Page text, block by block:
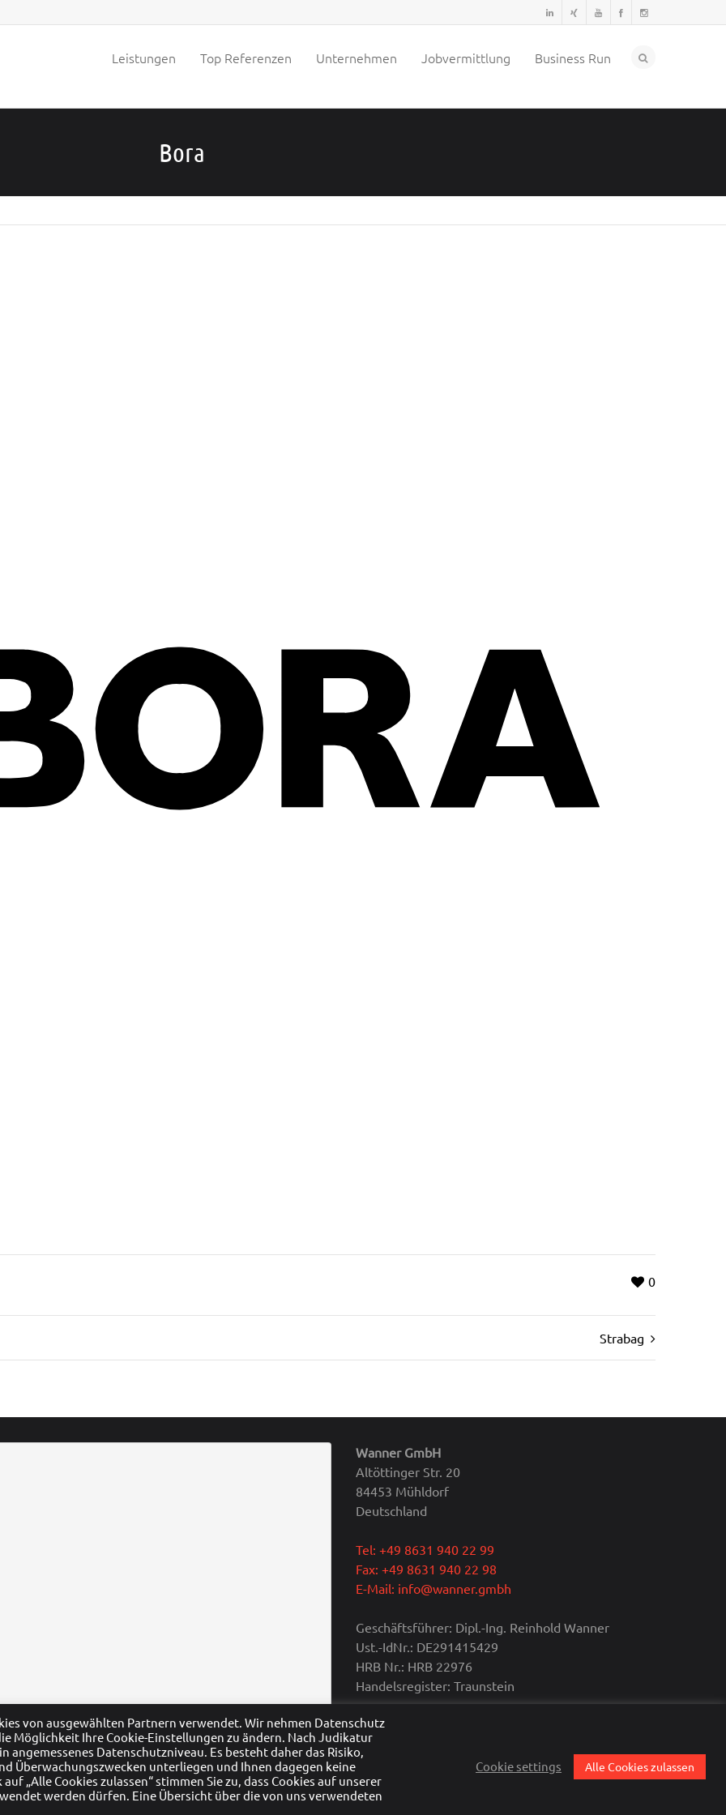
Leistungen Top Referenzen Unternehmen Jobvermittlung Business Run
Bora
0
Strabag
Wanner GmbH
Altöttinger Str. 20
84453 Mühldorf
Deutschland
Tel: +49 8631 940 22 99
Fax: +49 8631 940 22 98
E-Mail: info@wanner.gmbh
Geschäftsführer: Dipl.-Ing. Reinhold Wanner
Ust.-IdNr.: DE291415429
HRB Nr.: HRB 22976
Handelsregister: Traunstein
von ausgewählten Partnern verwendet. Wir nehmen Datenschutz
Möglichkeit Ihre Cookie-Einstellungen zu ändern. Nach Judikatur
angemessenes Datenschutzniveau. Es besteht daher das Risiko,
Überwachungszwecken unterliegen und Ihnen dagegen keine
„Alle Cookies zulassen“ stimmen Sie zu, dass Cookies auf unserer
werden dürfen. Eine Übersicht über die von uns verwendeten
Cookie settings Alle Cookies zulassen